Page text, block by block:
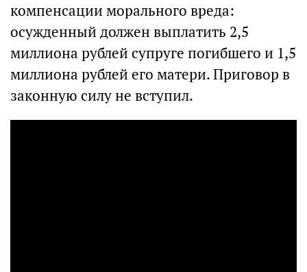
компенсации морального вреда:
осужденный должен выплатить 2,5
миллиона рублей супруге погибшего и 1,5
миллиона рублей его матери. Приговор в
законную силу не вступил.